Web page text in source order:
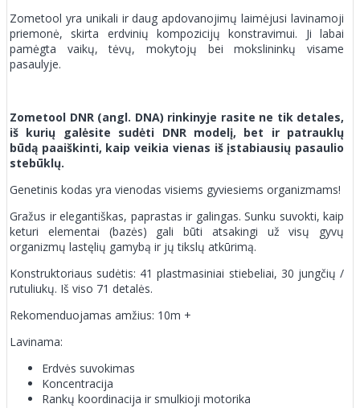
Zometool yra unikali ir daug apdovanojimų laimėjusi lavinamoji
priemonė, skirta erdvinių kompozicijų konstravimui. Ji labai
pamėgta vaikų, tėvų, mokytojų bei mokslininkų visame
pasaulyje.
Zometool DNR (angl. DNA) rinkinyje rasite ne tik detales,
iš kurių galėsite sudėti DNR modelį, bet ir patrauklų
būdą paaiškinti, kaip veikia vienas iš įstabiausių pasaulio
stebūklų.
Genetinis kodas yra vienodas visiems gyviesiems organizmams!
Gražus ir elegantiškas, paprastas ir galingas. Sunku suvokti, kaip
keturi elementai (bazės) gali būti atsakingi už visų gyvų
organizmų lastęlių gamybą ir jų tikslų atkūrimą.
Konstruktoriaus sudėtis: 41 plastmasiniai stiebeliai, 30 jungčių /
rutuliukų. Iš viso 71 detalės.
Rekomenduojamas amžius: 10m +
Lavinama:
Erdvės suvokimas
Koncentracija
Rankų koordinacija ir smulkioji motorika